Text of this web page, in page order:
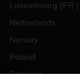
Luxembourg (FR
Netherlands
Norway
Poland
Portugal